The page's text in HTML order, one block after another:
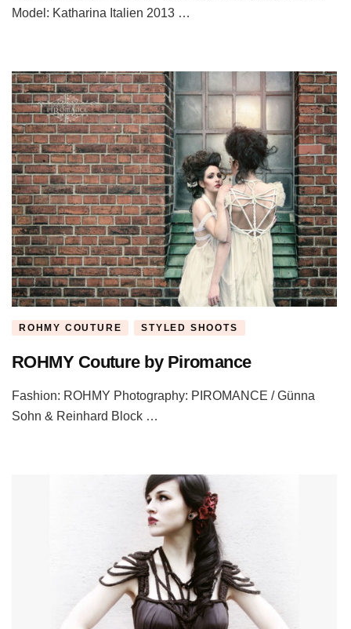
Model: Katharina Italien 2013 …
ROHMY COUTURE STYLED SHOOTS
ROHMY Couture by Piromance
Fashion: ROHMY Photography: PIROMANCE / Günna
Sohn & Reinhard Block …